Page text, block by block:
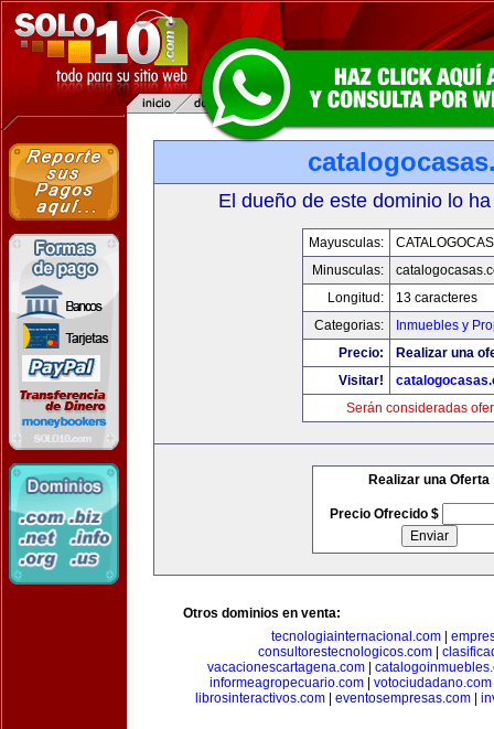
El dueño de este dominio lo
Mayusculas:
Minusculas:
Longitud:
13 caracteres
Categorias:
Inmuebles y
Precio:
Realizar una
Visitar!
Serán consideradas
Realizar una Oferta
Precio Ofrecido $
Otros dominios en venta:
tecnologiainternacional.com|
consultorestecnologicos.com
vacacionescartagena.com
informeagropecuario.com| votociudadano.com
librosinteractivos.com| eventosempresas.com|